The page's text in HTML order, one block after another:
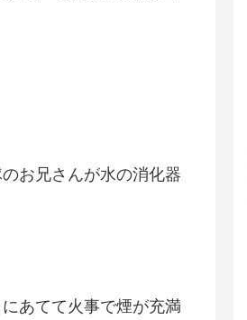
お兄さんが水の消化器
あてて火事で煙が充満